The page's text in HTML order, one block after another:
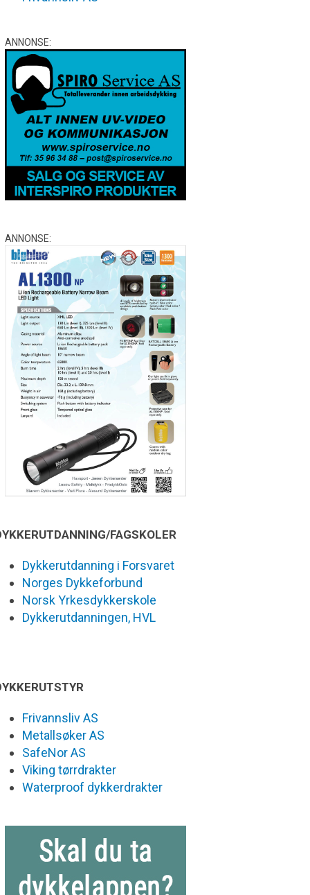
ANNONSE:
ANNONSE:
FAGSKOLER
Dykkerutdanning i Forsvaret
Norges Dykkeforbund
Norsk Yrkesdykkerskole
Dykkerutdanningen, HVL
Frivannsliv AS
Metallsøker AS
SafeNor AS
Viking tørrdrakter
Waterproof dykkerdrakter